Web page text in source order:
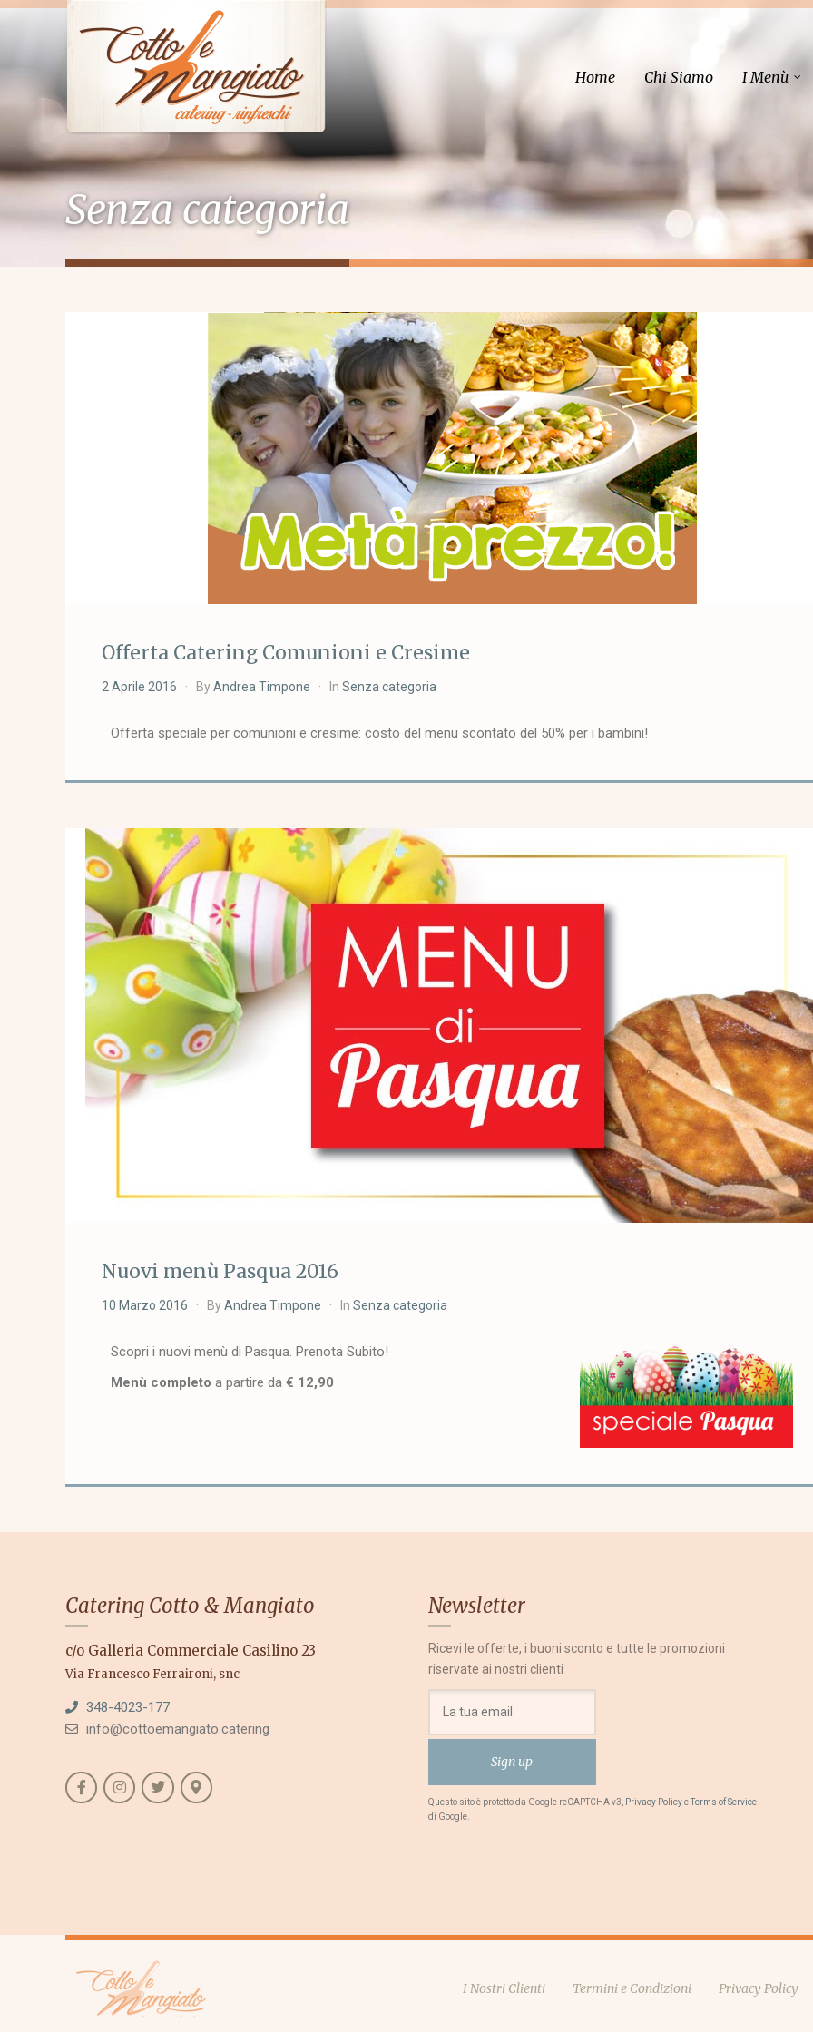
Home Chi Siamo I Menù
Senza categoria
Offerta Catering Comunioni e Cresime
2 Aprile 2016 ByAndrea Timpone In Senza categoria
Offerta speciale per comunioni e cresime: costo del menu scontato del 50% per i bambini!
Nuovi menù Pasqua 2016
10 Marzo 2016 ByAndrea Timpone In Senza categoria
Scopri i nuovi menù di Pasqua. Prenota Subito!
Menù completo a partire da € 12,90
Catering Cotto & Mangiato
c/o Galleria Commerciale Casilino 23
Via Francesco Ferraironi, snc
348-4023-177
info@cottoemangiato.catering
Newsletter
Ricevi le offerte, i buoni sconto e tutte le promozioni
riservate ai nostri clienti
Questo sito è protetto da Google reCAPTCHA v3, Privacy PolicyeTerms of Service
di Google.
I Nostri Clienti Termini e Condizioni Privacy Policy